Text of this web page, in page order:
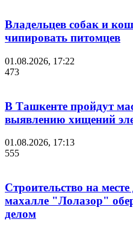
Владельцев собак и
чипировать питомцев
01.08.2026, 17:22
473
В Ташкенте пройдут
выявлению хищений
01.08.2026, 17:13
555
Строительство на
махалле "Лолазор"
делом